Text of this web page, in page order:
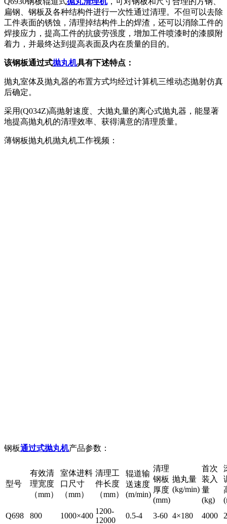
扁钢、钢板及各种结构件进行一次性通过清理。不但可以去除
工件表面的锈蚀，清理掉结构件上的焊渣，还可以消除工件的
焊接应力，提高工件的抗疲劳强度，增加工件喷漆时的漆膜附
着力，并最终达到提高表面及内在质量的目的。
该钢板通过式抛丸机具有下述特点：
抛丸室体及抛丸器的布置方式均经过计算机三维动态抛射仿真
后确定。
采用(Q034Z)高抛射速度、大抛丸量的离心式抛丸器，能显著
地提高抛丸机的清理效率、获得满意的清理质量。
薄钢板抛丸机抛丸机工作视频：
钢板通过式抛丸机产品参数：
型号
有效清
理宽度
（mm）
室体进料
口尺寸
（mm）
清理工
件长度
（mm）
辊道输
送速度
(m/min)
清理
钢板
厚度
(mm)
抛丸量
(kg/min)
首次
装入
量
(kg)
Q698
800 1000×400
1200-
12000
0.5-4 3-60 4×180 4000